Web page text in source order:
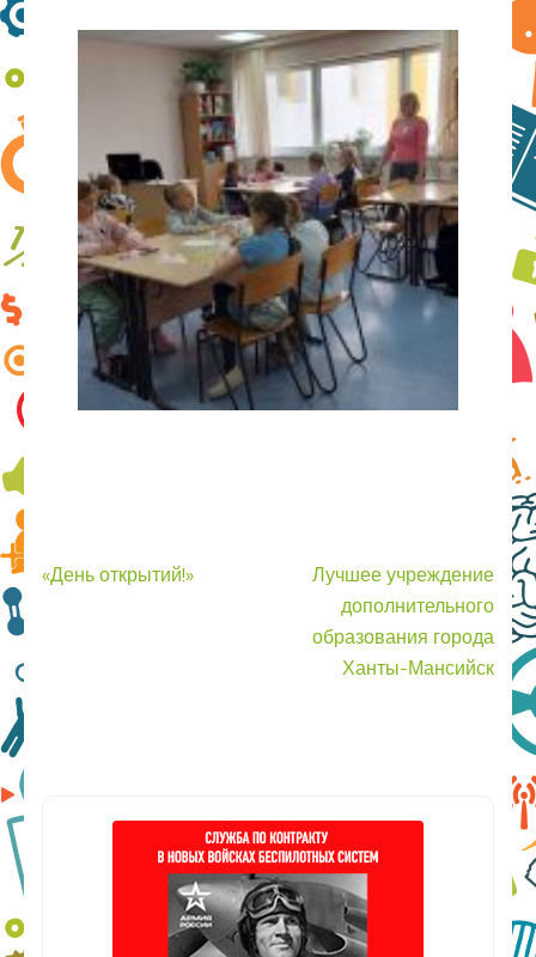
Навигация
«День открытий!»
Лучшее учреждение
дополнительного
образования города
Ханты-Мансийск